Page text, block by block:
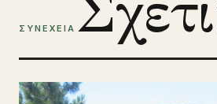
ΣΥΝΕΧΕΙΑ